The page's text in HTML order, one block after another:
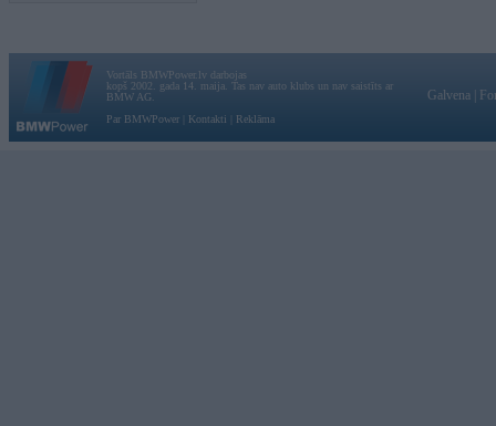
Vortāls BMWPower.lv darbojas
kopš 2002. gada 14. maija. Tas nav auto klubs un nav saistīts ar
BMW AG.
Par BMWPower
Kontakti Reklāma
Galvena